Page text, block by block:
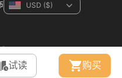
试读 购买
right reserved